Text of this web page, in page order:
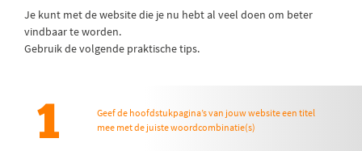
Je kunt met de website die je nu hebt al veel doen om beter
vindbaar te worden.
Gebruik de volgende praktische tips.
1
Geef de hoofdstukpagina’s van jouw website een titel
mee met de juiste woordcombinatie(s)